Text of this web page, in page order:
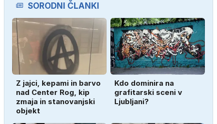
SORODNI ČLANKI
Z jajci, kepami in barvo
nad Center Rog, kip
zmaja in stanovanjski
objekt
Kdo dominira na
grafitarski sceni v
Ljubljani?